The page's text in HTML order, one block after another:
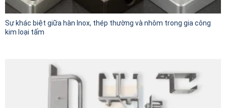
Sự khác biệt giữa hàn Inox, thép thường và nhôm trong gia công
kim loại tấm